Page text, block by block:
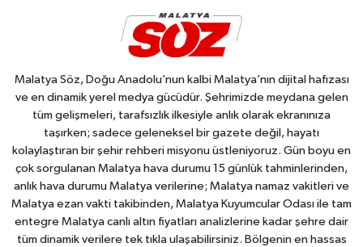
Malatya Söz, Doğu Anadolu’nun kalbi Malatya’nın dijital hafızası
ve en dinamik yerel medya gücüdür. Şehrimizde meydana gelen
tüm gelişmeleri, tarafsızlık ilkesiyle anlık olarak ekranınıza
taşırken; sadece geleneksel bir gazete değil, hayatı
kolaylaştıran bir şehir rehberi misyonu üstleniyoruz. Gün boyu en
çok sorgulanan Malatya hava durumu 15 günlük tahminlerinden,
anlık hava durumu Malatya verilerine; Malatya namaz vakitleri ve
Malatya ezan vakti takibinden, Malatya Kuyumcular Odası ile tam
entegre Malatya canlı altın fiyatları analizlerine kadar şehre dair
tüm dinamik verilere tek tıkla ulaşabilirsiniz. Bölgenin en hassas